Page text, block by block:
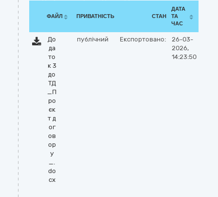
ФАЙЛ ПРИВАТНІСТЬ СТАН
ДАТА
ТА
ЧАС
До
да
то
к 3
до
ТД
_П
ро
єк
т д
ог
ов
ор
у
_.
do
cx
публічний Експортовано:
26-03-
2026,
14:23:50